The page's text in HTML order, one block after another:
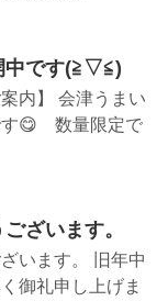
中です(≧▽≦)
内】 会津うまい
す😋 数量限定で
ざいます。
います。 旧年中
御礼申し上げま